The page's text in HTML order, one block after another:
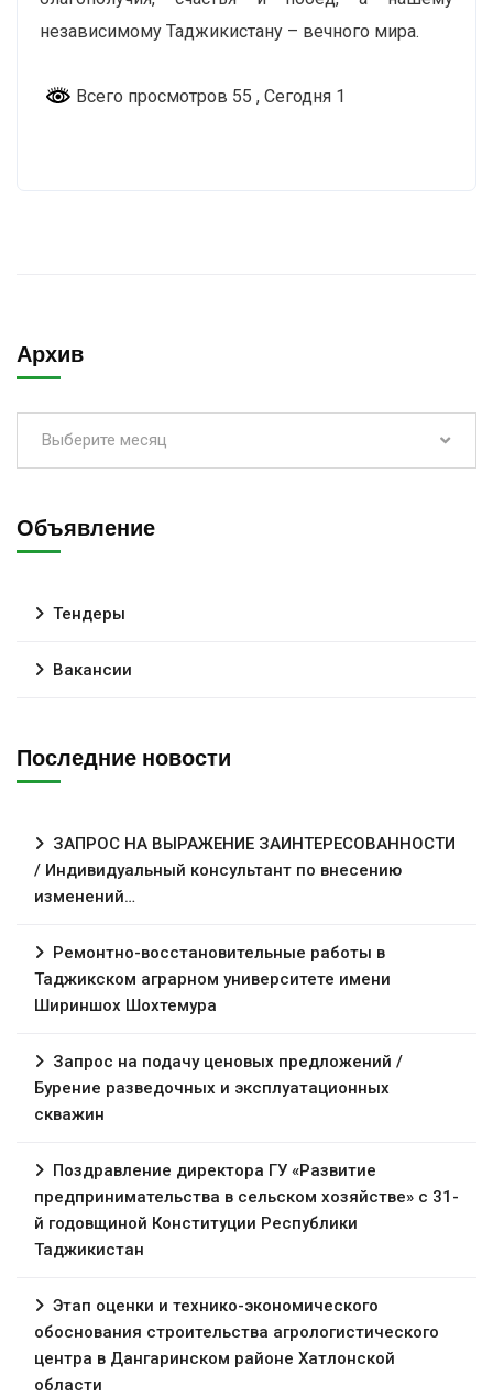
независимому Таджикистану – вечного мира.
Всего просмотров 55 , Сегодня 1
Архив
Выберите месяц
Объявление
Тендеры
Вакансии
Последние новости
ЗАПРОС НА ВЫРАЖЕНИЕ ЗАИНТЕРЕСОВАННОСТИ
/ Индивидуальный консультант по внесению
изменений…
Ремонтно-восстановительные работы в
Таджикском аграрном университете имени
Шириншох Шохтемура
Запрос на подачу ценовых предложений /
Бурение разведочных и эксплуатационных
скважин
Поздравление директора ГУ «Развитие
предпринимательства в сельском хозяйстве» с 31-
й годовщиной Конституции Республики
Таджикистан
Этап оценки и технико-экономического
обоснования строительства агрологистического
центра в Дангаринском районе Хатлонской
области